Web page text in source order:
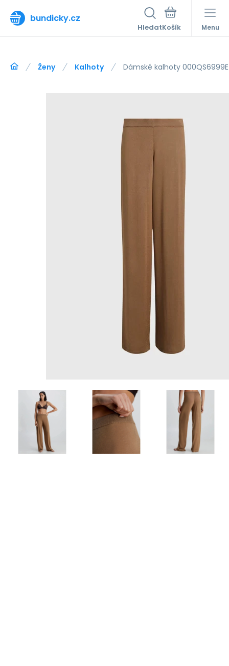
bundicky.cz
Hledat Menu
Ženy Kalhoty Dámské kalhoty